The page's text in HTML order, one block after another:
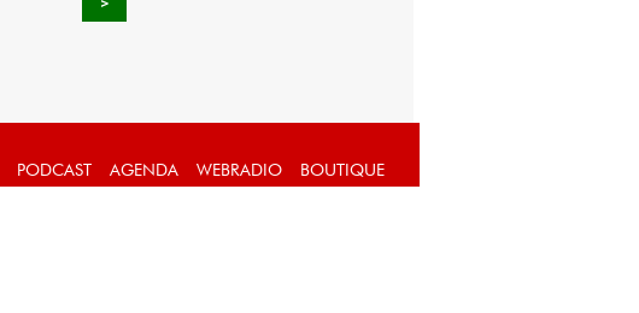
PODCAST AGENDA WEBRADIO BOUTIQUE